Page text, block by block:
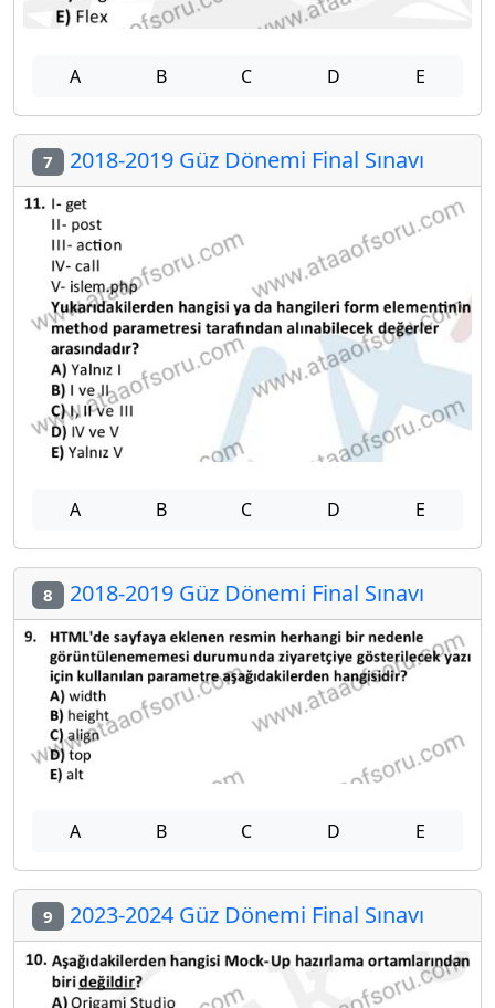
A B C D E
7 2018-2019 Güz Dönemi Final Sınavı
A B C D E
8 2018-2019 Güz Dönemi Final Sınavı
A B C D E
9 2023-2024 Güz Dönemi Final Sınavı